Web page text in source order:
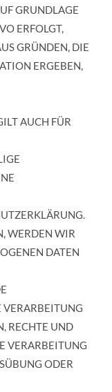
GRUNDLAGE
ERFOLGT,
GRÜNDEN, DIE
ERGEBEN,
AUCH FÜR
WERDEN WIR
DATEN
VERARBEITUNG
RECHTE UND
VERARBEITUNG
ODER